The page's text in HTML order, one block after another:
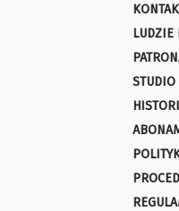
LUDZIE
STUDIO